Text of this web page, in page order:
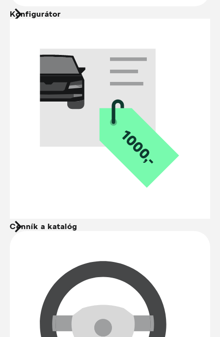
Konfigurátor
Cenník a katalóg